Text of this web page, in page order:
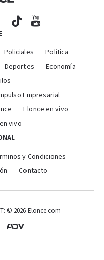
Policiales
Política
Deportes
Economía
Empresarial
Elonce en vivo
vivo
y Condiciones
Contacto
© 2026 Elonce.com